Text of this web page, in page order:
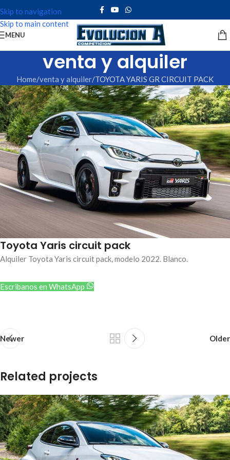
Skip to navigation
Skip to main content
MENU
venta y alquiler
Home venta y alquiler TOYOTA YARIS GR CIRCUIT PACK
Toyota Yaris circuit pack
Alquiler Toyota Yaris circuit pack, modelo 2022. Blanco.
Escribanos en WhatsApp
Newer Older
Related projects